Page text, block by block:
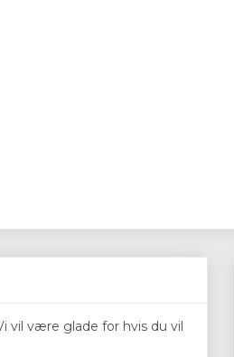
vil være glade for hvis du vil